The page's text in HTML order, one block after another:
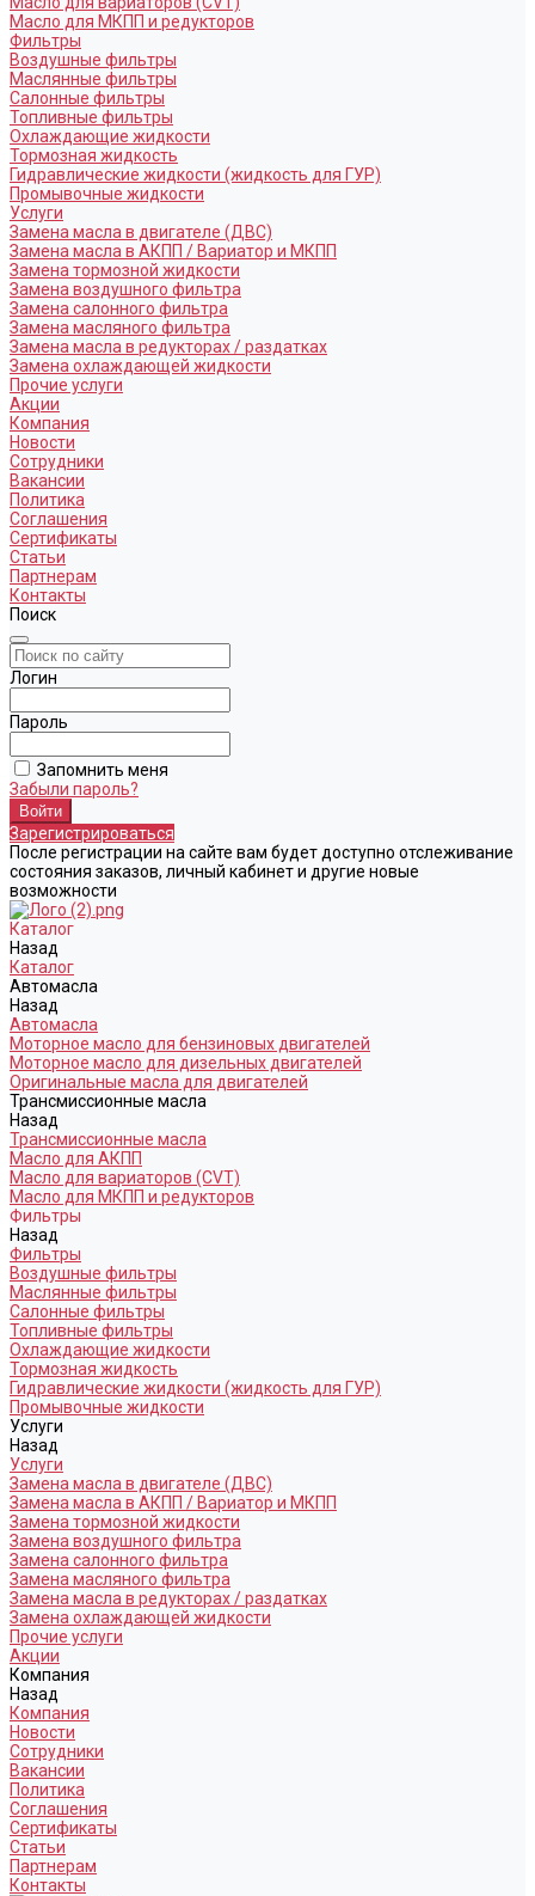
Масло для МКПП и редукторов
Фильтры
Воздушные фильтры
Маслянные фильтры
Салонные фильтры
Топливные фильтры
Охлаждающие жидкости
Тормозная жидкость
Гидравлические жидкости (жидкость для ГУР)
Промывочные жидкости
Услуги
Замена масла в двигателе (ДВС)
Замена масла в АКПП / Вариатор и МКПП
Замена тормозной жидкости
Замена воздушного фильтра
Замена салонного фильтра
Замена масляного фильтра
Замена масла в редукторах / раздатках
Замена охлаждающей жидкости
Прочие услуги
Акции
Компания
Новости
Сотрудники
Вакансии
Политика
Соглашения
Сертификаты
Статьи
Партнерам
Контакты
Поиск
Логин
Пароль
Запомнить меня
Забыли пароль?
Зарегистрироваться
После регистрации на сайте вам будет доступно отслеживание
состояния заказов, личный кабинет и другие новые
возможности
Каталог
Назад
Каталог
Автомасла
Назад
Автомасла
Моторное масло для бензиновых двигателей
Моторное масло для дизельных двигателей
Оригинальные масла для двигателей
Трансмиссионные масла
Назад
Трансмиссионные масла
Масло для АКПП
Масло для вариаторов (CVT)
Масло для МКПП и редукторов
Фильтры
Назад
Фильтры
Воздушные фильтры
Маслянные фильтры
Салонные фильтры
Топливные фильтры
Охлаждающие жидкости
Тормозная жидкость
Гидравлические жидкости (жидкость для ГУР)
Промывочные жидкости
Услуги
Назад
Услуги
Замена масла в двигателе (ДВС)
Замена масла в АКПП / Вариатор и МКПП
Замена тормозной жидкости
Замена воздушного фильтра
Замена салонного фильтра
Замена масляного фильтра
Замена масла в редукторах / раздатках
Замена охлаждающей жидкости
Прочие услуги
Акции
Компания
Назад
Компания
Новости
Сотрудники
Вакансии
Политика
Соглашения
Сертификаты
Статьи
Партнерам
Контакты